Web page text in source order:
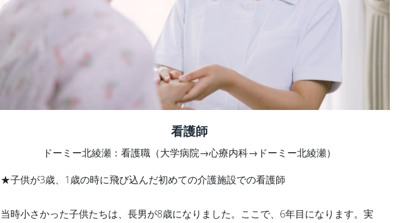
看護師
ドーミー北綾瀬：看護職（大学病院→心療内科→ドーミー北綾瀬）
★子供が3歳、1歳の時に飛び込んだ初めての介護施設での看護師
当時小さかった子供たちは、長男が8歳になりました。ここで、6年目になります。実